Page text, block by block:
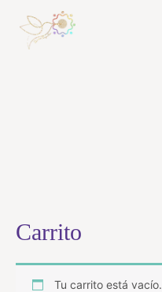
contenido
Carrito
Tu carrito está vacío.